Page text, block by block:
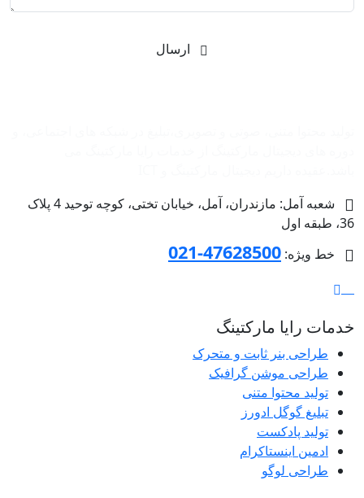
شعبه آمل: مازندران، آمل، خیابان تختی، کوچه توحید 4 پلاک
36، طبقه اول
خط ویژه: 47628500-021
خدمات رایا مارکتینگ
طراحی بنر ثابت و متحرک
طراحی موشن گرافیک
تولید محتوا متنی
تبلیغ گوگل ادورز
تولید پادکست
ادمین اینستاکرام
طراحی لوگو